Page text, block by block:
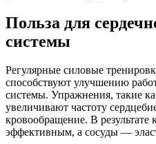
Польза для
системы
Регулярные силовые
способствуют улучшению
системы. Упражнения, такие
увеличивают частоту
кровообращение. В результате
эффективным, а сосуды —